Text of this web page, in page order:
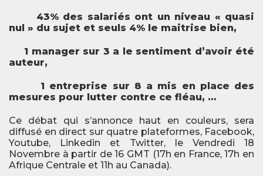
43% des salariés ont un niveau « quasi
nul » du sujet et seuls 4% le maitrise bien,
1 manager sur 3 a le sentiment d’avoir été
auteur,
1 entreprise sur 8 a mis en place des
mesures pour lutter contre ce fléau, …
Ce débat qui s’annonce haut en couleurs, sera
diffusé en direct sur quatre plateformes, Facebook,
Youtube, Linkedin et Twitter, le Vendredi 18
Novembre à partir de 16 GMT (17h en France, 17h en
Afrique Centrale et 11h au Canada).